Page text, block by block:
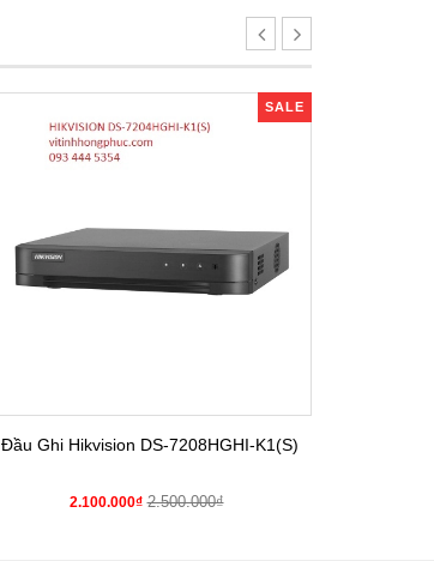
SALE
Đầu Ghi Hikvision DS-7208HGHI-K1(S)
2.100.000₫ 2.500.000₫